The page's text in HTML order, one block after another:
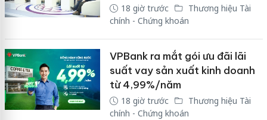
18 giờ trước
Thương hiệu Tài
chính - Chứng khoán
VPBank ra mắt gói ưu đãi lãi
suất vay sản xuất kinh doanh
từ 4,99%/năm
18 giờ trước
Thương hiệu Tài
chính - Chứng khoán